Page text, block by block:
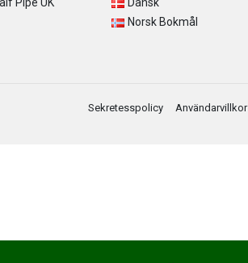
Pipe UK
Dansk
Norsk Bokmål
Sekretesspolicy Användarvillkor